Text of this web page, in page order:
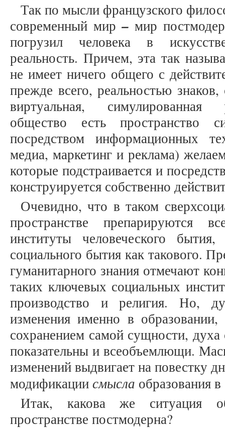
Так по мысли французского
современный мир– мир
погрузил человека в
реальность. Причем, эта так
не имеет ничего общего с
прежде всего, реальностью
виртуальная, симулированная
общество есть пространство
посредством информационных
медиа, маркетинг и реклама)
которые подстраивается и
конструируется собственно
Очевидно, что в таком
пространстве препарируются
институты человеческого бытия,
социального бытия как такового.
гуманитарного знания отмечают
таких ключевых социальных
производство и религия. Но,
изменения именно в
сохранением самой сущности,
показательны и всеобъемлющи.
изменений выдвигает на повестку
модификациисмысла образования
Итак, какова же ситуация
пространстве постмодерна?